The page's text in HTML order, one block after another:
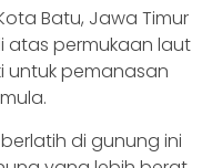
Batu, Jawa Timur
atas permukaan laut
untuk pemanasan
di gunung ini